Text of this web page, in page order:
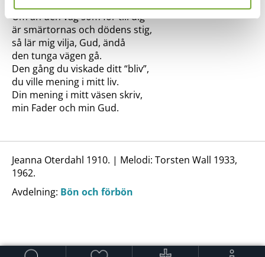
Om än den väg som för till dig
är smärtornas och dödens stig,
så lär mig vilja, Gud, ändå
den tunga vägen gå.
Den gång du viskade ditt “bliv”,
du ville mening i mitt liv.
Din mening i mitt väsen skriv,
min Fader och min Gud.
Jeanna Oterdahl 1910. | Melodi: Torsten Wall 1933,
1962.
Avdelning: Bön och förbön